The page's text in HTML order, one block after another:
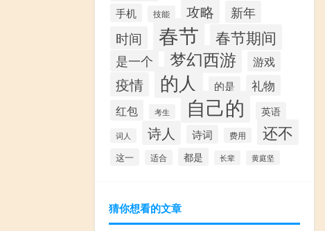
手机 技能 攻略 新年
时间 春节 春节期间
是一个 梦幻西游 游戏
疫情 的人 的是
礼物
红包
考生 自己的 英语
词人 诗人 诗词 费用 还不
这一 适合 都是 长辈 黄庭坚
猜你想看的文章